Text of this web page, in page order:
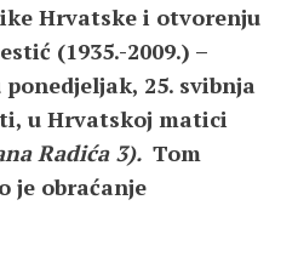
Hrvatske i otvorenju
(1935.-2009.) –
25. svibnja
u Hrvatskoj matici
Radića 3). Tom
je obraćanje